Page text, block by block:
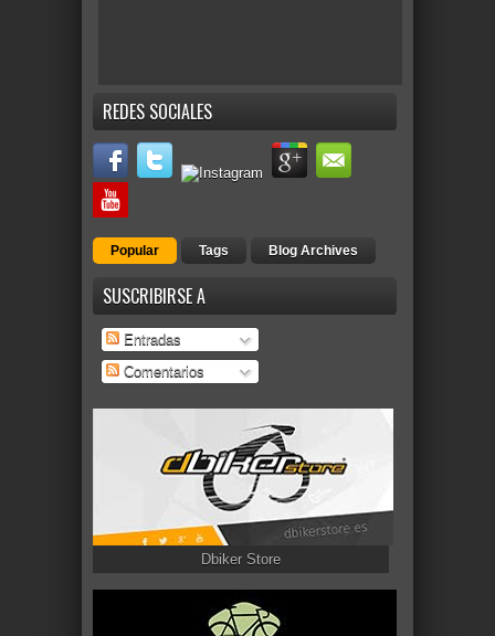
REDES SOCIALES
Popular Tags Blog Archives
SUSCRIBIRSE A
Entradas
Comentarios
Dbiker Store